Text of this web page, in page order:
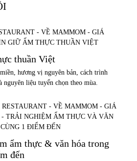
thuần Việt
hương vị nguyên bản, cách trình
nguyên liệu tuyển chọn theo mùa.
ẩm thực & văn hóa trong
đến